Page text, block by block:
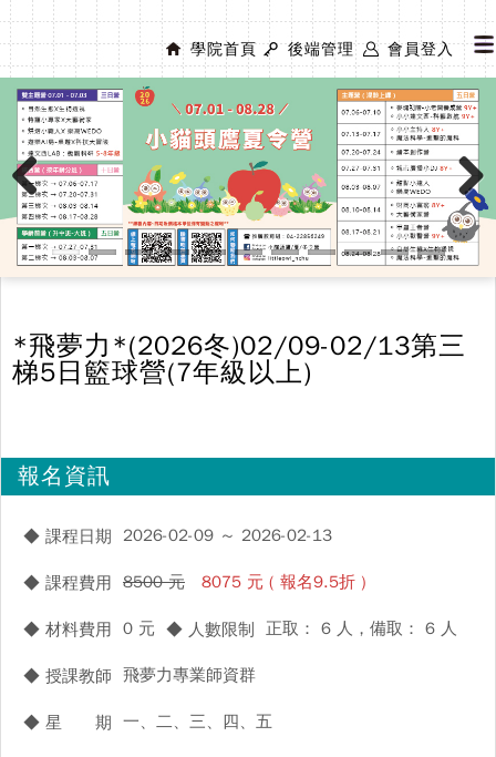
學院首頁 後端管理 會員登入
Previous Next
*飛夢力*(2026冬)02/09-02/13第三
梯5日籃球營(7年級以上)
報名資訊
◆ 課程日期 2026-02-09 ～ 2026-02-13
◆ 課程費用 8500 元 8075 元 ( 報名9.5折 )
◆ 材料費用 0 元 ◆ 人數限制 正取： 6 人，備取： 6 人
◆ 授課教師 飛夢力專業師資群
◆ 星 期 一、二、三、四、五